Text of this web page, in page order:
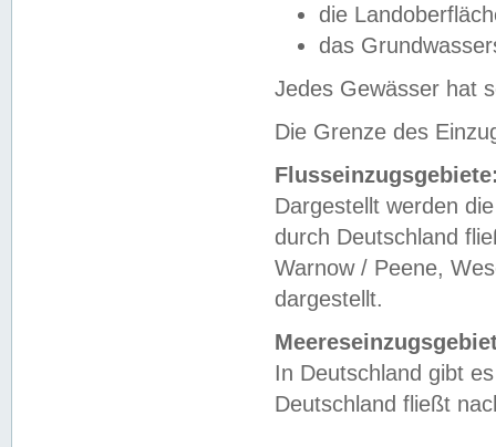
die
das
Jedes Gewässer hat
Die Grenze des
Dargestellt werden
durch Deutschland
Warnow / Peene,
dargestellt.
In Deutschland gibt
Deutschland fließt